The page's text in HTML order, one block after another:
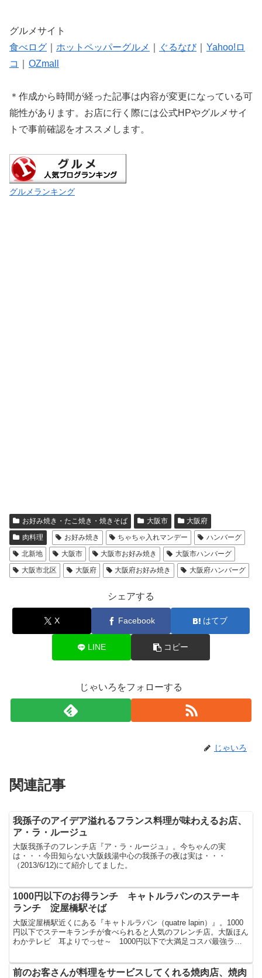
グルメサイト
食べログ
ホットペッパーグルメ ぐるなび｜ Yahoo!ロ
コ
OZmall
＊作成から時間が経った記事は内容が変更になっている可
能性があります。お店に行く際には公式HPやグルメサイ
トで事前確認をオススメします。
グルメランキング
お好み焼き・たこ焼き・焼きそば 大阪市
大阪府
肉料理
お好み焼き ちゃちゃ入れマンデー
ハンバーグ
北新地
大阪市 大阪市お好み焼き
大阪市ハンバーグ
大阪市北区
大阪府 大阪府お好み焼き 大阪府ハンバーグ
シェアする
X Facebook はてブ
LINE コピー
じゃいろをフォローする
じゃいろ
関連記事
我孫子のアイデア溢れるフランス料理が味わえるお店、
ア・ラ・ルージュ
大阪我孫子のフレンチ店『ア・ラ・ルージュ』。今ちゃんの実
は・・・今田知らない大阪銭湯中心の我孫子の夜は実は・・・
（2013/6/12)にて紹介してました。
1000円以下のお得ランチ キャトルラパンのステーキ
ランチ 淀屋橋駅そば
大阪淀屋橋駅近くにある『キャトルラパン（quatre lapin）』。1000
円以下でステーキランチが食べられると人気のフレンチ店。大阪ほん
わかテレビ 耳よりでっせ～ 1000円以下で大満足コスパ最強ラン
前のお客さんが料理をサービスしてくれる焼肉店、焼肉